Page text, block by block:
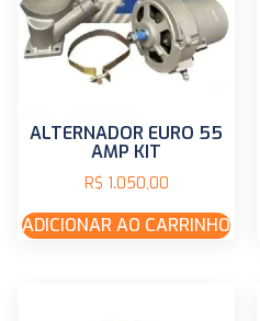
ALTERNADOR EURO 55
AMP KIT
R$ 1.050,00
ADICIONAR AO CARRINHO